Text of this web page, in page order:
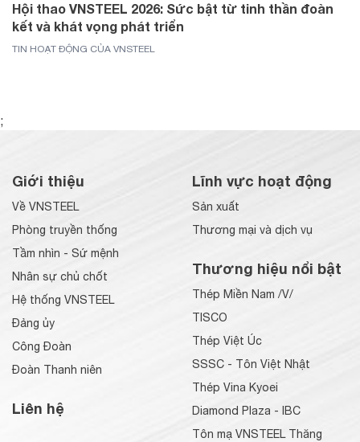
Hội thao VNSTEEL 2026: Sức bật từ tinh thần đoàn
kết và khát vọng phát triển
TIN HOẠT ĐỘNG CỦA VNSTEEL
;
Giới thiệu
Về VNSTEEL
Phòng truyền thống
Tầm nhìn - Sứ mệnh
Nhân sự chủ chốt
Hệ thống VNSTEEL
Đảng ủy
Công Đoàn
Đoàn Thanh niên
Liên hệ
Lĩnh vực hoạt động
Sản xuất
Thương mại và dịch vụ
Thương hiệu nổi bật
Thép Miền Nam /V/
TISCO
Thép Việt Úc
SSSC - Tôn Việt Nhật
Thép Vina Kyoei
Diamond Plaza - IBC
Tôn mạ VNSTEEL Thăng